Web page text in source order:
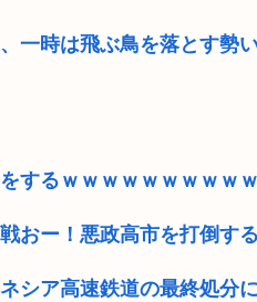
一時は飛ぶ鳥を落とす勢
するｗｗｗｗｗｗｗｗｗ
おー！悪政高市を打倒する
シア高速鉄道の最終処分